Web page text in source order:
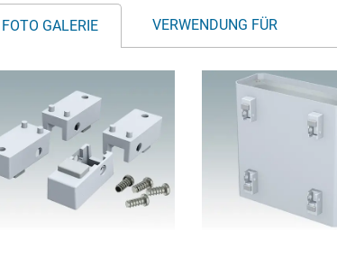
FOTO GALERIE VERWENDUNG FÜR